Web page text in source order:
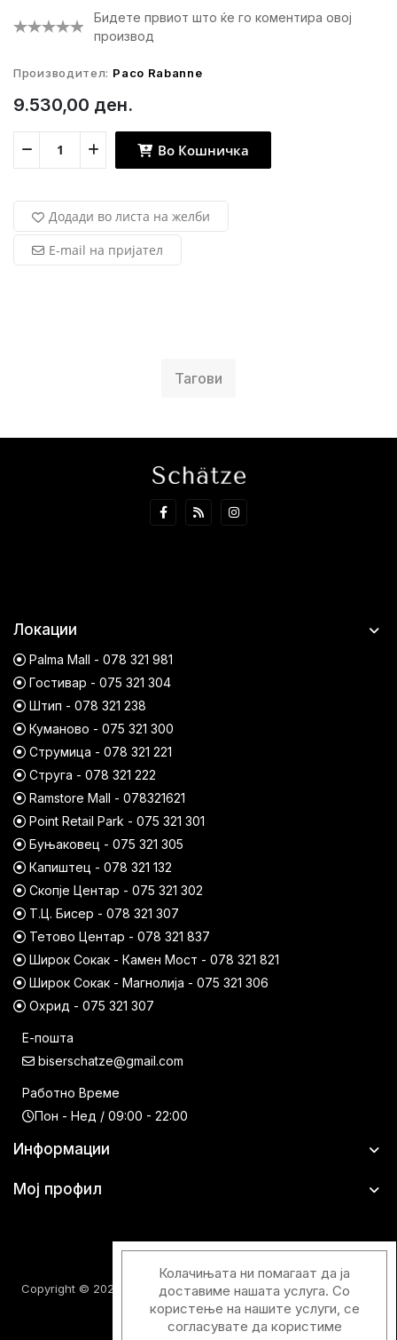
Бидете првиот што ќе го коментира овој
производ
Производител: Paco Rabanne
9.530,00 ден.
Во Кошничка
Додади во листа на желби
E-mail на пријател
Тагови
Локации
Palma Mall - 078 321 981
Гостивар - 075 321 304
Штип - 078 321 238
Куманово - 075 321 300
Струмица - 078 321 221
Струга - 078 321 222
Ramstore Mall - 078321621
Point Retail Park - 075 321 301
Буњаковец - 075 321 305
Капиштец - 078 321 132
Скопје Центар - 075 321 302
Т.Ц. Бисер - 078 321 307
Тетово Центар - 078 321 837
Широк Сокак - Камен Мост - 078 321 821
Широк Сокак - Магнолија - 075 321 306
Охрид - 075 321 307
Е-пошта
biserschatze@gmail.com
Работно Време
Пон - Нед / 09:00 - 22:00
Информации
Мој профил
Copyright © 2026 Шатци Парфимерии. Сите права задржани.
Колачињата ни помагаат да ја
доставиме нашата услуга. Со
користење на нашите услуги, се
согласувате да користиме